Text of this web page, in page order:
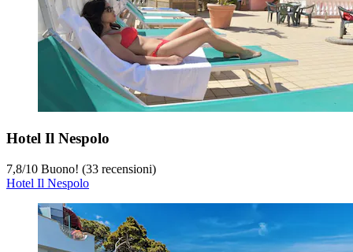
Hotel Il Nespolo
7,8/10 Buono! (33 recensioni)
Hotel Il Nespolo